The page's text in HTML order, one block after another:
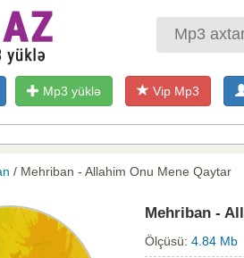
Mp3 yüklə Vip Mp3
/ Mehriban - Allahim Onu Mene Qaytar
Mehriban -
Ölçüsü: 4.84 Mb